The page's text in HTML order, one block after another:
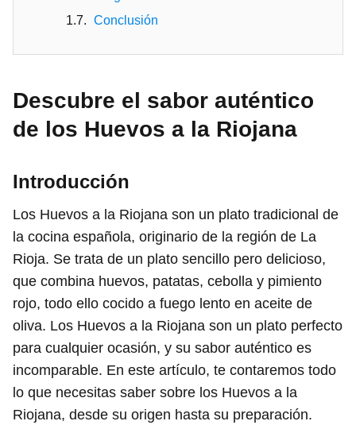
Conclusión
Descubre el sabor auténtico
de los Huevos a la Riojana
Introducción
Los Huevos a la Riojana son un plato tradicional de
la cocina española, originario de la región de La
Rioja. Se trata de un plato sencillo pero delicioso,
que combina huevos, patatas, cebolla y pimiento
rojo, todo ello cocido a fuego lento en aceite de
oliva. Los Huevos a la Riojana son un plato perfecto
para cualquier ocasión, y su sabor auténtico es
incomparable. En este artículo, te contaremos todo
lo que necesitas saber sobre los Huevos a la
Riojana, desde su origen hasta su preparación.